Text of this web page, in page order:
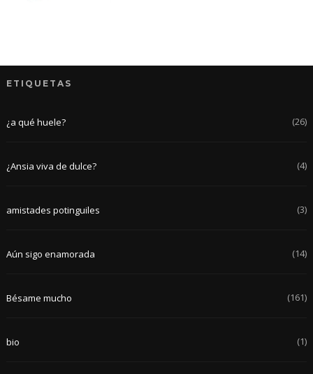
ETIQUETAS
¿a qué huele? (26)
¿Ansia viva de dulce? (4)
amistades potinguiles (3)
Aún sigo enamorada (14)
Bésame mucho (161)
bio (1)